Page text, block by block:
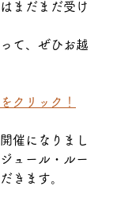
まだまだ受け
て、ぜひお越
クリック！
催になりまし
ュール・ルー
きます。